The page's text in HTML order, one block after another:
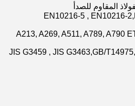
المقاوم للصدأ
:EN10216-5 , EN10216-
A213, A269, A511, A789, A790
JIS G3459 , JIS G3463,GB/